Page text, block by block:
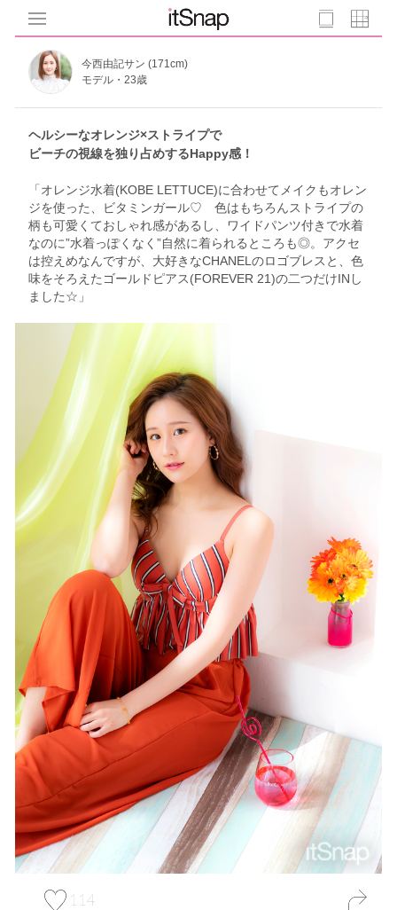
今西由記サン (171cm)
モデル・23歳
ヘルシーなオレンジ×ストライプで
ビーチの視線を独り占めするHappy感！
「オレンジ水着(KOBE LETTUCE)に合わせてメイクもオレン
ジを使った、ビタミンガール♡ 色はもちろんストライプの
柄も可愛くておしゃれ感があるし、ワイドパンツ付きで水着
なのに”水着っぽくなく”自然に着られるところも◎。アクセ
は控えめなんですが、大好きなCHANELのロゴブレスと、色
味をそろえたゴールドピアス(FOREVER 21)の二つだけINし
ました☆」
114